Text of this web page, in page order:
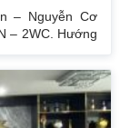
– Nguyễn Cơ
– 2WC. Hướng
2WC. Hướng
Có sổ. Giá:
2WC. Hướng
Có sổ. Giá: 4